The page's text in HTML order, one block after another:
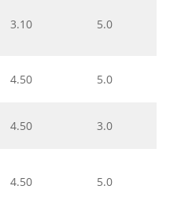
3.10 5.0
4.50 5.0
4.50 3.0
4.50 5.0